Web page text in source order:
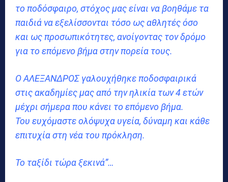
το ποδόσφαιρο, στόχος μας είναι να βοηθάμε τα
παιδιά να εξελίσσονται τόσο ως αθλητές όσο
και ως προσωπικότητες, ανοίγοντας τον δρόμο
για το επόμενο βήμα στην πορεία τους.
Ο ΑΛΕΞΑΝΔΡΟΣ γαλουχήθηκε ποδοσφαιρικά
στις ακαδημίες μας από την ηλικία των 4 ετών
μέχρι σήμερα που κάνει το επόμενο βήμα.
Του ευχόμαστε ολόψυχα υγεία, δύναμη και κάθε
επιτυχία στη νέα του πρόκληση.
Το ταξίδι τώρα ξεκινά”…